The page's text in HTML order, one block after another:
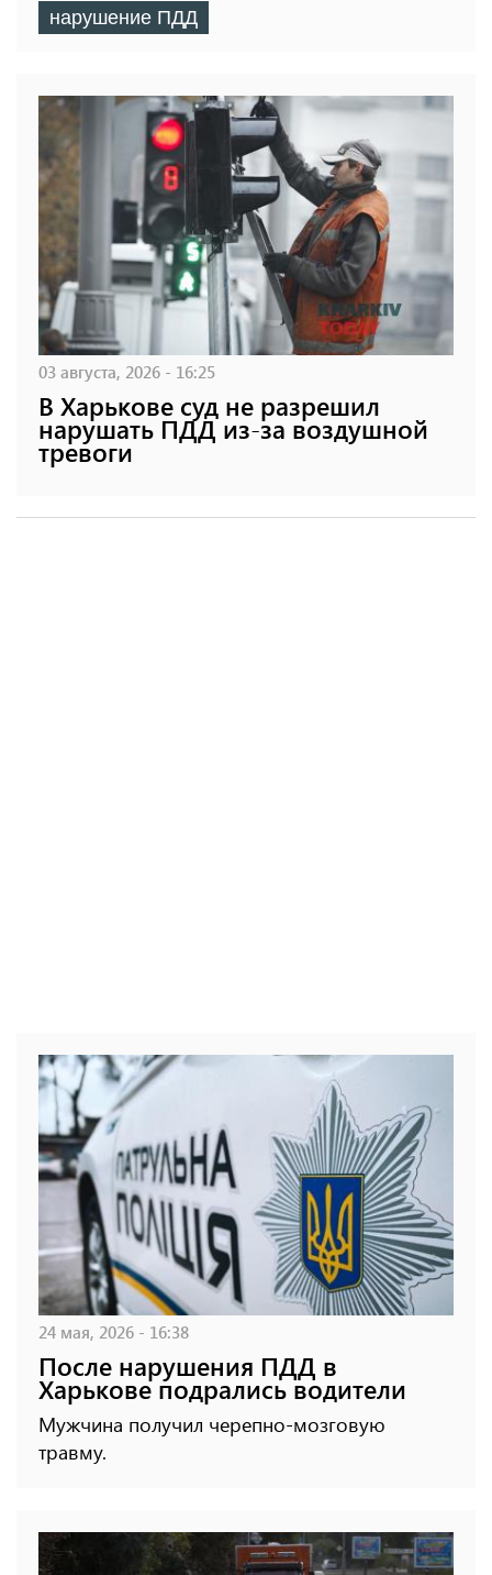
нарушение ПДД
03 августа, 2026 - 16:25
В Харькове суд не разрешил
нарушать ПДД из-за воздушной
тревоги
24 мая, 2026 - 16:38
После нарушения ПДД в
Харькове подрались водители
Мужчина получил черепно-мозговую
травму.